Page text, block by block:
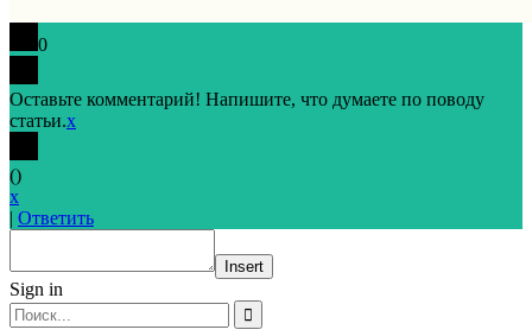
0
Оставьте комментарий! Напишите, что думаете по поводу
статьи.x
()
x
| Ответить
Insert
Sign in